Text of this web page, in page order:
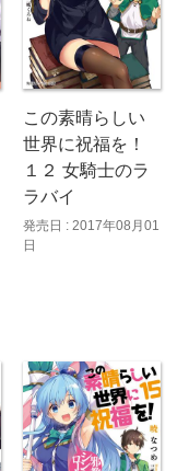
この素晴らしい
世界に祝福を！
１２ 女騎士のラ
ラバイ
発売日 : 2017年08月01
日